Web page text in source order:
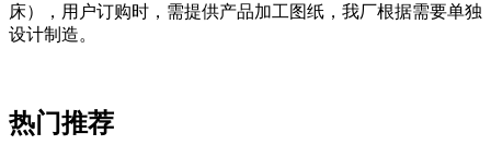
床），用户订购时，需提供产品加工图纸，我厂根据需要单独
设计制造。
热门推荐